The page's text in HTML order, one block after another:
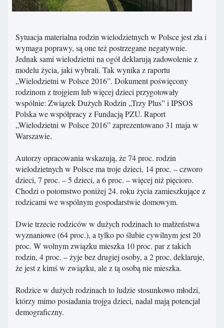
Sytuacja materialna rodzin wielodzietnych w Polsce jest zła i
wymaga poprawy, są one też postrzegane negatywnie.
Jednak sami wielodzietni na ogół deklarują zadowolenie z
modelu życia, jaki wybrali. Tak wynika z raportu
„Wielodzietni w Polsce 2016”. Dokument poświęcony
rodzinom z trojgiem lub więcej dzieci przygotowały
wspólnie: Związek Dużych Rodzin „Trzy Plus” i IPSOS
Polska we współpracy z Fundacją PZU. Raport
„Wielodzietni w Polsce 2016” zaprezentowano 31 maja w
Warszawie.
Autorzy opracowania wskazują, że 74 proc. rodzin
wielodzietnych w Polsce ma troje dzieci, 14 proc. – czworo
dzieci, 7 proc. – 5 dzieci, a 6 proc. – więcej niż pięcioro.
Chodzi o potomstwo poniżej 24. roku życia zamieszkujące z
rodzicami we wspólnym gospodarstwie domowym.
Dwie trzecie rodziców w dużych rodzinach to małżeństwa
wyznaniowe (64 proc.), a tylko po ślubie cywilnym jest 20
proc. W wolnym związku mieszka 10 proc. par z takich
rodzin, 4 proc. – żyje bez drugiej osoby, a 2 proc. deklaruje,
że jest z kimś w związku, ale z tą osobą nie mieszka.
Rodzice w dużych rodzinach to ludzie stosunkowo młodzi,
którzy mimo posiadania trojga dzieci, nadal mają potencjał
demograficzny.